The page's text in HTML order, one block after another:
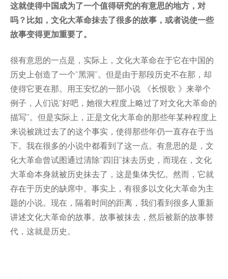
这就使得中国成为了一个值得研究的有意思的地方，对
吗？比如，文化大革命抹去了很多的故事，或者说使一些
故事变得更加重要了。
很有意思的一点是，实际上，文化大革命在于它在中国的
历史上创造了一个“黑洞”。但是由于那段历史不在那，却
使得它更在那。用王安忆的一部小说 《长恨歌 》来举个
例子，人们说“好吧，她很大程度上略过了对文化大革命的
描写”。但是实际上，正是文化大革命的那些年某种程度上
来说被跳过去了的这个事实，使得那些年仍一直存在于当
下。我在很多的小说中都看到了这一点。有意思的是，文
化大革命曾试图通过清除“四旧”抹去历史，而现在，文化
大革命本身就被历史抹去了，这是集体失忆。然而，它就
存在于历史的缺席中。事实上，有很多以文化大革命为主
题的小说。现在，隔着时间的距离，我们看到很多人重新
讲述文化大革命的故事。故事被抹去，然后被新的故事替
代，这就是历史。